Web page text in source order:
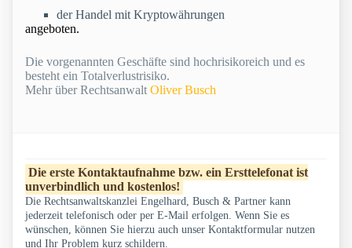
der Handel mit Kryptowährungen
angeboten.
Die vorgenannten Geschäfte sind hochrisikoreich und es
besteht ein Totalverlustrisiko.
Mehr über Rechtsanwalt Oliver Busch
Die erste Kontaktaufnahme bzw. ein Ersttelefonat ist
unverbindlich und kostenlos!
Die Rechtsanwaltskanzlei Engelhard, Busch & Partner kann
jederzeit telefonisch oder per E-Mail erfolgen. Wenn Sie es
wünschen, können Sie hierzu auch unser Kontaktformular nutzen
und Ihr Problem kurz schildern.